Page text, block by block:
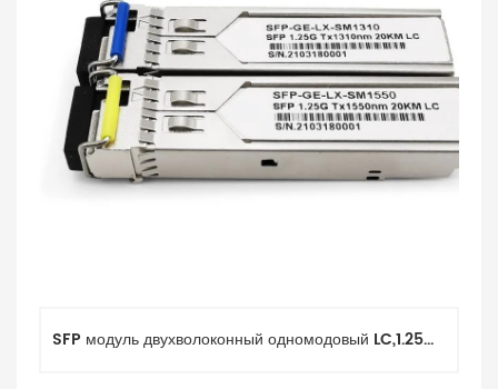
SFP модуль двухволоконный одномодовый LC,1.25G 1310 нм 20 км с Cisco